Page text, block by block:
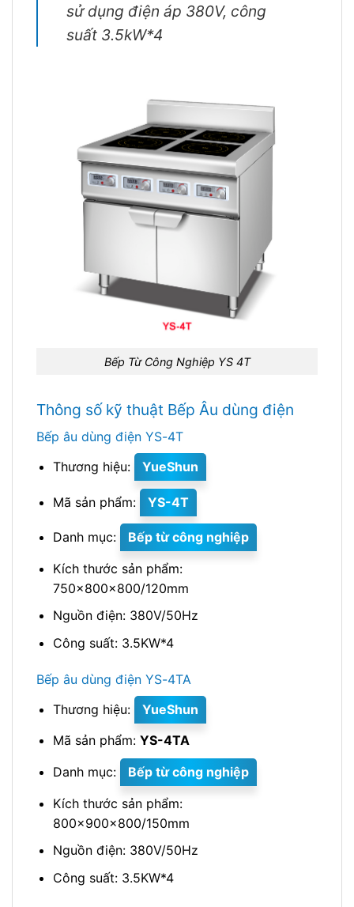
sử dụng điện áp 380V, công
suất 3.5kW*4
Bếp Từ Công Nghiệp YS 4T
Thông số kỹ thuật Bếp Âu dùng điện
Bếp âu dùng điện YS-4T
Thương hiệu:
YueShun
Mã sản phẩm: YS-4T
Danh mục:
Bếp từ công nghiệp
Kích thước sản phẩm:
750x800x800/120mm
Nguồn điện: 380V/50Hz
Công suất: 3.5KW*4
Bếp âu dùng điện YS-4TA
Thương hiệu:
YueShun
Mã sản phẩm: YS-4TA
Danh mục:
Bếp từ công nghiệp
Kích thước sản phẩm:
800x900x800/150mm
Nguồn điện: 380V/50Hz
Công suất: 3.5KW*4